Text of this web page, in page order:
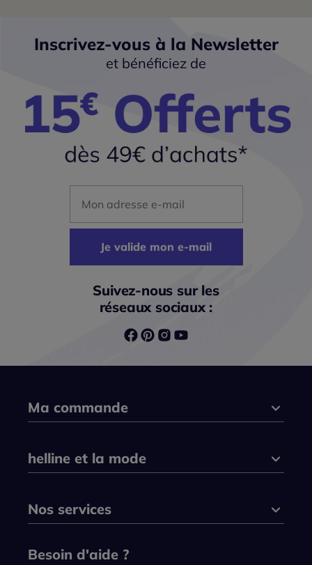
Inscrivez-vous à la Newsletter
et bénéficiez de
Je valide mon e-mail
Suivez-nous sur les
réseaux sociaux :
Ma commande
helline et la mode
Nos services
Besoin d'aide ?